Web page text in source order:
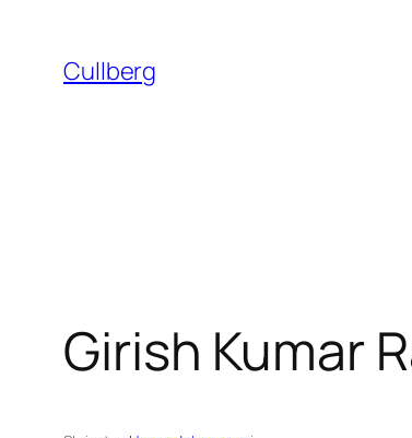
innehåll
Cullberg
Girish Kumar